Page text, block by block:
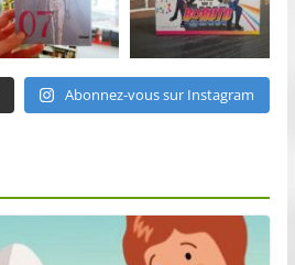
Abonnez-vous sur Instagram